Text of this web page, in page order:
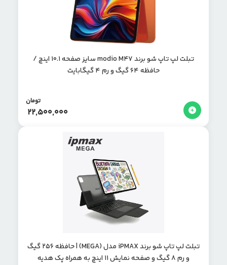
تبلت لپ تاپ شو برند modio M47 سایز صفحه 10.1 اینچ /
حافظه 64 گیگ و رم 4 گیگابایت
22,500,000
تومان
تبلت لپ تاپ شو برند iPMAX مدل (MEGA) | حافظه 256 گیگ
و رم 8 گیگ و صفحه نمایش 11 اینچ به همراه پک هدیه